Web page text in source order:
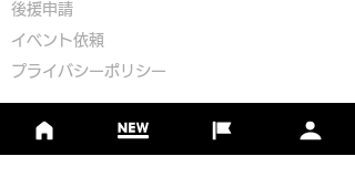
​後援申請
​イベント依頼
プライバシーポリシー